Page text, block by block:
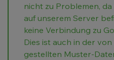
nicht zu Problemen,
auf unserem Server
keine Verbindung zu
Dies ist auch in der
gestellten Muster-